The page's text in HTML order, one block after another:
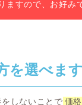
ますので、お好み
を選べま
しないことで 価